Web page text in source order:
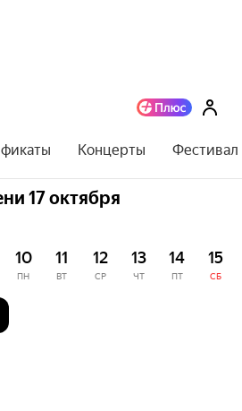
Концерты
17 октября
10
ПН
11
ВТ
12
СР
13
ЧТ
14
ПТ
15
СБ